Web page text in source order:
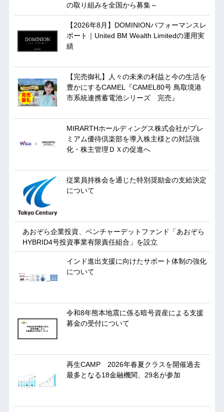
の取り組みを全国から募集～
【2026年8月】DOMINIONパフォーマンスレ
ポート｜United BM Wealth Limitedの運用実
績
【完売御礼】人々の未来の利益と今の生活を
豊かにするCAMEL『CAMEL80号 鳥取境港
市系統連携蓄電池シリーズ 完売』
MIRARTHホールディングス株式会社がプレ
ミアム優待倶楽部を導入株主様との対話強
化・株主管理ＤＸの促進へ
従業員持株会を通じた特別奨励金の支給決定
について
あおぞら企業投資、ベンチャーデットファンド「あおぞら
HYBRID4号投資事業有限責任組合」を設立
インド進出支援に向けたサポート体制の強化
について
令和8年熊本地震に係る暗号資産による支援
募金の受付について
再生CAMP 2026年春夏クラスを開催過去
最多となる18金融機関、29名が参加